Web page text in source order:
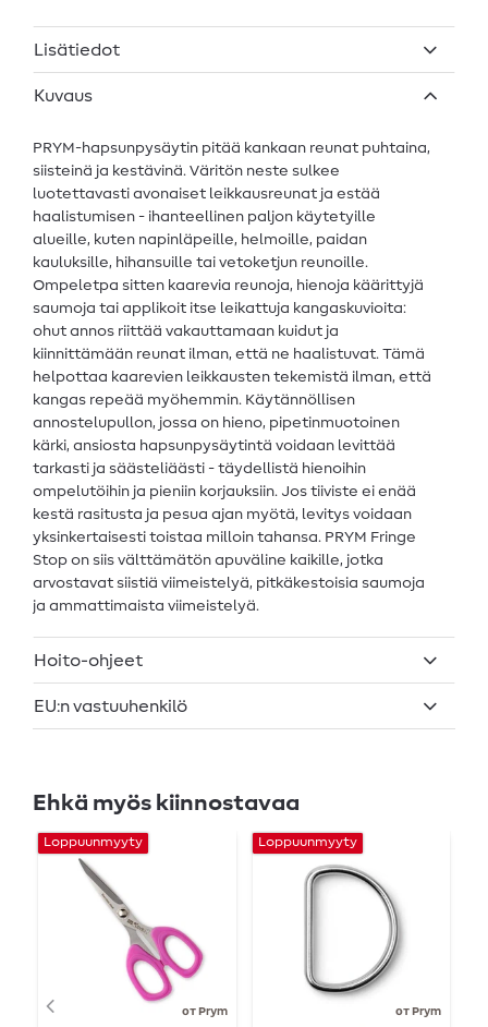
Lisätiedot
Kuvaus
PRYM-hapsunpysäytin pitää kankaan reunat puhtaina,
siisteinä ja kestävinä. Väritön neste sulkee
luotettavasti avonaiset leikkausreunat ja estää
haalistumisen - ihanteellinen paljon käytetyille
alueille, kuten napinläpeille, helmoille, paidan
kauluksille, hihansuille tai vetoketjun reunoille.
Ompeletpa sitten kaarevia reunoja, hienoja käärittyjä
saumoja tai applikoit itse leikattuja kangaskuvioita:
ohut annos riittää vakauttamaan kuidut ja
kiinnittämään reunat ilman, että ne haalistuvat. Tämä
helpottaa kaarevien leikkausten tekemistä ilman, että
kangas repeää myöhemmin. Käytännöllisen
annostelupullon, jossa on hieno, pipetinmuotoinen
kärki, ansiosta hapsunpysäytintä voidaan levittää
tarkasti ja säästeliäästi - täydellistä hienoihin
ompelutöihin ja pieniin korjauksiin. Jos tiiviste ei enää
kestä rasitusta ja pesua ajan myötä, levitys voidaan
yksinkertaisesti toistaa milloin tahansa. PRYM Fringe
Stop on siis välttämätön apuväline kaikille, jotka
arvostavat siistiä viimeistelyä, pitkäkestoisia saumoja
ja ammattimaista viimeistelyä.
Hoito-ohjeet
EU:n vastuuhenkilö
Ehkä myös kiinnostavaa
от Prym
Loppuunmyyty
от Prym
Loppuunmyyty